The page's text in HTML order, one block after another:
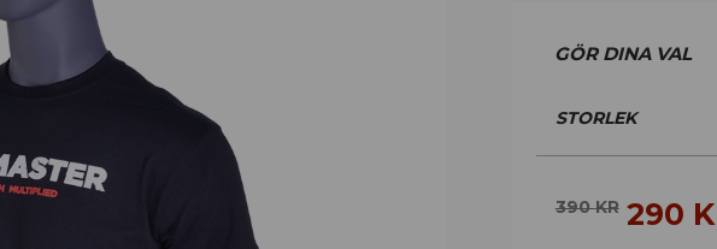
STORLEK
390KR 290